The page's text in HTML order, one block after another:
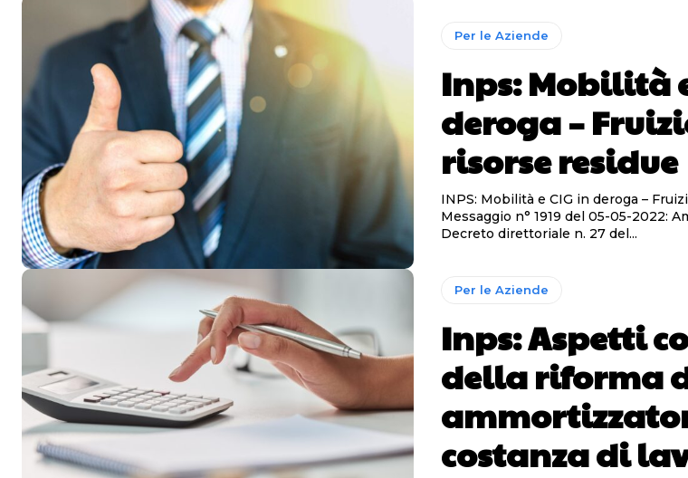
Per le Aziende
Inps: Mobilità
deroga –
risorse residue
INPS: Mobilità e CIG in deroga –
Messaggio n° 1919 del 05-05-2022:
Decreto direttoriale n. 27 del...
Per le Aziende
Inps: Aspetti
della riforma
costanza di